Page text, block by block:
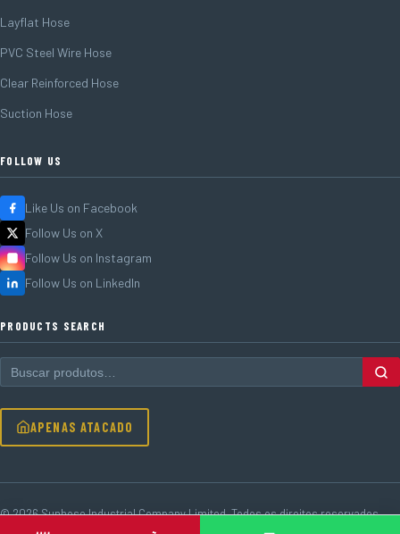
Layflat Hose
PVC Steel Wire Hose
Clear Reinforced Hose
Suction Hose
FOLLOW US
Like Us on Facebook
Follow Us on X
Follow Us on Instagram
Follow Us on LinkedIn
PRODUCTS SEARCH
APENAS ATACADO
© 2026 Sunhose Industrial Company Limited. Todos os direitos reservados.
MOQ 1.000 m · OEM disponível · Venda direta da fábrica